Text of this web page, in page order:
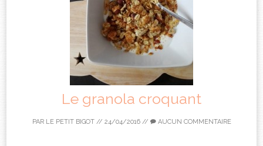
Le granola croquant
PAR LE PETIT BIGOT// 24/04/2016// AUCUN COMMENTAIRE